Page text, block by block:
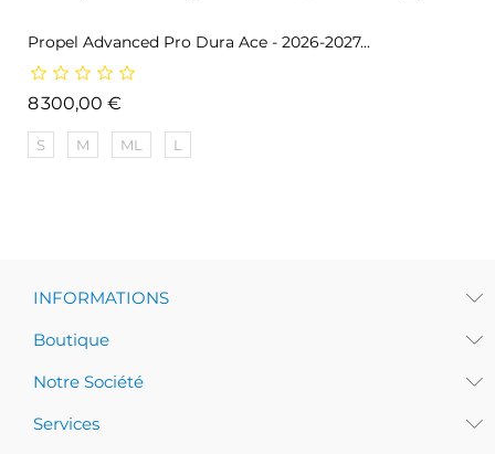
Propel Advanced Pro Dura Ace - 2026-2027...
8 300,00 €
S M ML L
INFORMATIONS
Boutique
Notre Société
Services